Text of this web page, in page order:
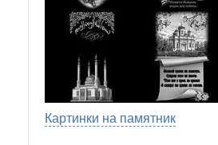
Картинки на памятник